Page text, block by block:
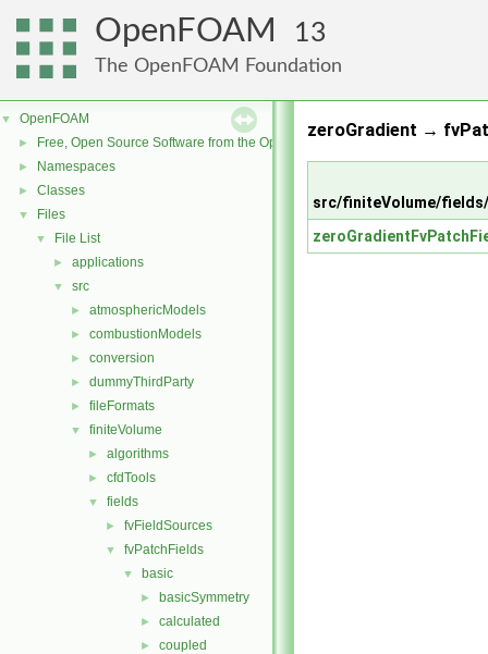
OpenFOAM 13
The OpenFOAM Foundation
▼ OpenFOAM
► Free, Open Source Software from the OpenFOAM Foundation
► Namespaces
► Classes
▼ Files
▼ File List
► applications
▼ src
► atmosphericModels
► combustionModels
► conversion
► dummyThirdParty
► fileFormats
▼ finiteVolume
► algorithms
► cfdTools
▼ fields
► fvFieldSources
▼ fvPatchFields
▼ basic
► basicSymmetry
► calculated
► coupled
zeroGradient →
src/finiteVolume/